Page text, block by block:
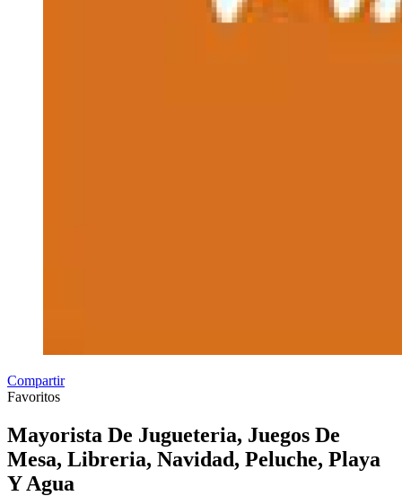
Compartir
Favoritos
Mayorista De Jugueteria, Juegos De
Mesa, Libreria, Navidad, Peluche, Playa
Y Agua